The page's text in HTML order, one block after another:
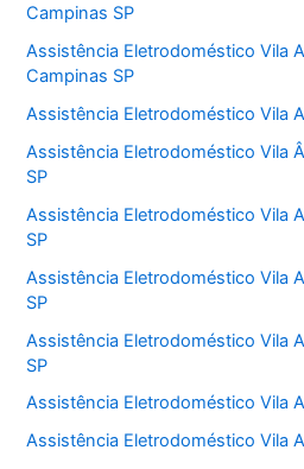
Campinas SP
Assistência Eletrodoméstico Vila
Campinas SP
Assistência Eletrodoméstico Vila
Assistência Eletrodoméstico Vila
SP
Assistência Eletrodoméstico Vila
SP
Assistência Eletrodoméstico Vila
SP
Assistência Eletrodoméstico Vila
SP
Assistência Eletrodoméstico Vila
Assistência Eletrodoméstico Vila